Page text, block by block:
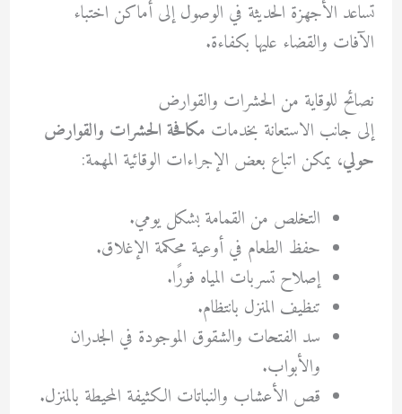
تساعد الأجهزة الحديثة في الوصول إلى أماكن اختباء
الآفات والقضاء عليها بكفاءة.
نصائح للوقاية من الحشرات والقوارض
إلى جانب الاستعانة بخدمات مكافحة الحشرات والقوارض
حولي، يمكن اتباع بعض الإجراءات الوقائية المهمة:
التخلص من القمامة بشكل يومي.
حفظ الطعام في أوعية محكمة الإغلاق.
إصلاح تسربات المياه فورًا.
تنظيف المنزل بانتظام.
سد الفتحات والشقوق الموجودة في الجدران
والأبواب.
قص الأعشاب والنباتات الكثيفة المحيطة بالمنزل.